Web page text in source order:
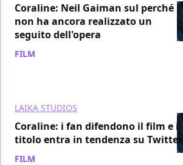
Coraline: Neil Gaiman sul perché
non ha ancora realizzato un
seguito dell'opera
FILM
LAIKA STUDIOS
Coraline: i fan difendono il film e il
titolo entra in tendenza su Twitter
FILM